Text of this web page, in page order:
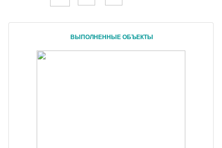
ВЫПОЛНЕННЫЕ ОБЪЕКТЫ